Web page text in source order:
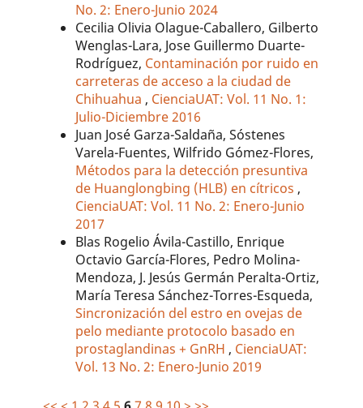
No. 2: Enero-Junio 2024
Cecilia Olivia Olague-Caballero, Gilberto
Wenglas-Lara, Jose Guillermo Duarte-
Rodríguez, Contaminación por ruido en
carreteras de acceso a la ciudad de
Chihuahua , CienciaUAT: Vol. 11 No. 1:
Julio-Diciembre 2016
Juan José Garza-Saldaña, Sóstenes
Varela-Fuentes, Wilfrido Gómez-Flores,
Métodos para la detección presuntiva
de Huanglongbing (HLB) en cítricos ,
CienciaUAT: Vol. 11 No. 2: Enero-Junio
2017
Blas Rogelio Ávila-Castillo, Enrique
Octavio García-Flores, Pedro Molina-
Mendoza, J. Jesús Germán Peralta-Ortiz,
María Teresa Sánchez-Torres-Esqueda,
Sincronización del estro en ovejas de
pelo mediante protocolo basado en
prostaglandinas + GnRH , CienciaUAT:
Vol. 13 No. 2: Enero-Junio 2019